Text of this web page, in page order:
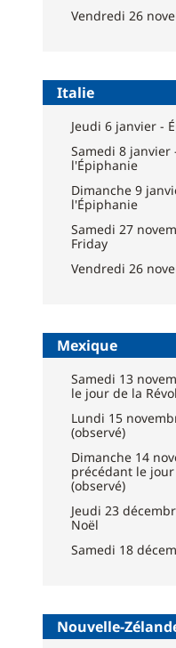
Vendredi 26
Italie
Jeudi 6 janvier -
Samedi 8 janvier
l'Épiphanie
Dimanche 9
l'Épiphanie
Samedi 27
Friday
Vendredi 26
Mexique
Samedi 13
le jour de la
Lundi 15
(observé)
Dimanche 14
précédant le
(observé)
Jeudi 23
Noël
Samedi 18
Nouvelle-